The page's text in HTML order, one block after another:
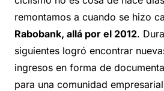
remontamos a cuando se hizo
Rabobank, allá por el 2012.
siguientes logró encontrar
ingresos en forma de
para una comunidad